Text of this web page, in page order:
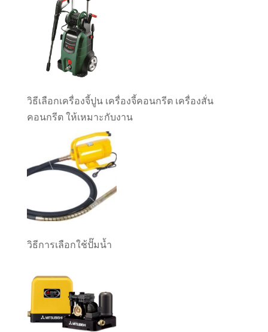
วิธีเลือกเครื่องจี้ปูน เครื่องจี้คอนกรีต เครื่องสั่น
คอนกรีต ให้เหมาะกับงาน
วิธีการเลือกใช้ปั๊มน้ำ